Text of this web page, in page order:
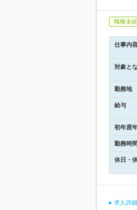
職種未
仕事内
対象と
勤務地
給与
初年度
勤務時間
休日・
求人詳